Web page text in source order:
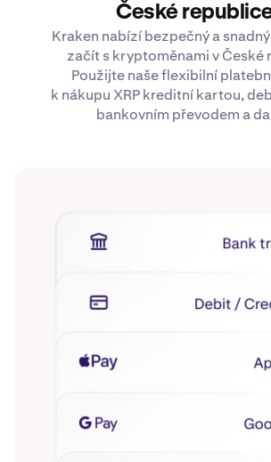
České
Kraken nabízí bezpečný a
začít s kryptoměnami v České
Použijte naše flexibilní
k nákupu XRP kreditní kartou,
bankovním převodem a